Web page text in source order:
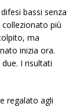
bassi senza
più
ma
inizia ora.
I risultati
regalato agli